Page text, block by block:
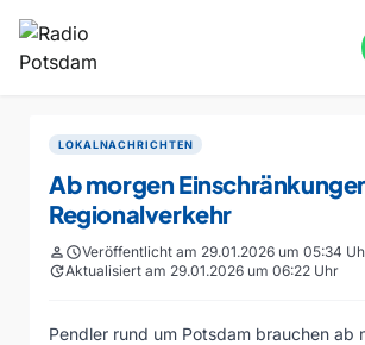
LOKALNACHRICHTEN
Ab morgen
Regionalverkehr
personscheduleVeröffentlicht am 29.01.2026 um 05:34
updateAktualisiert am 29.01.2026 um 06:22 Uhr
Pendler rund um Potsdam brauchen ab